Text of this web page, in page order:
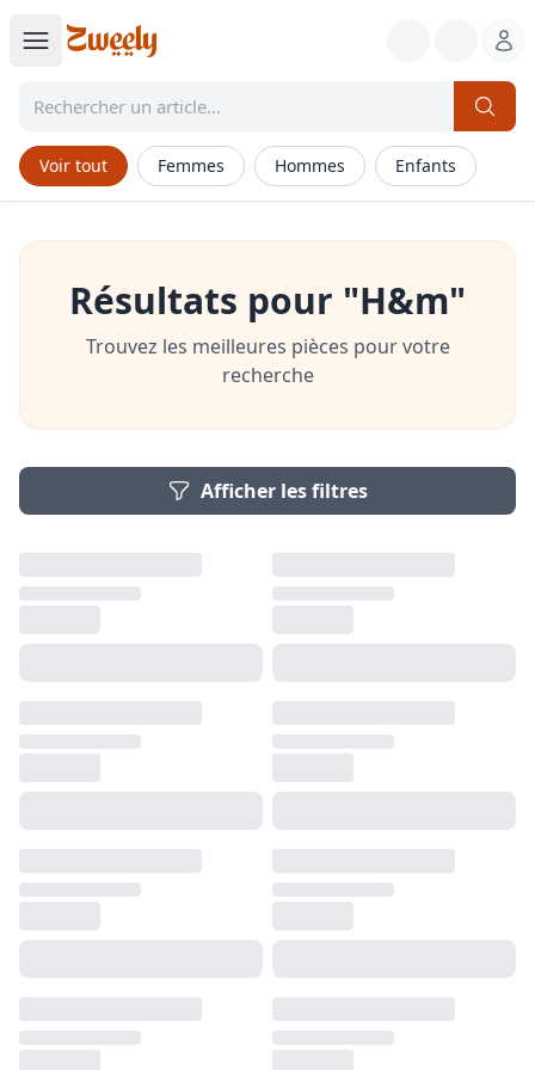
Voir tout Femmes Hommes Enfants
Résultats pour "H&m"
Trouvez les meilleures pièces pour votre
recherche
Afficher les filtres